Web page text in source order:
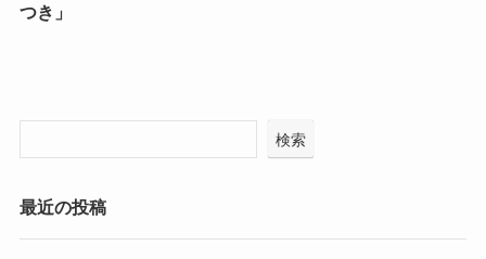
つき」
検索
最近の投稿